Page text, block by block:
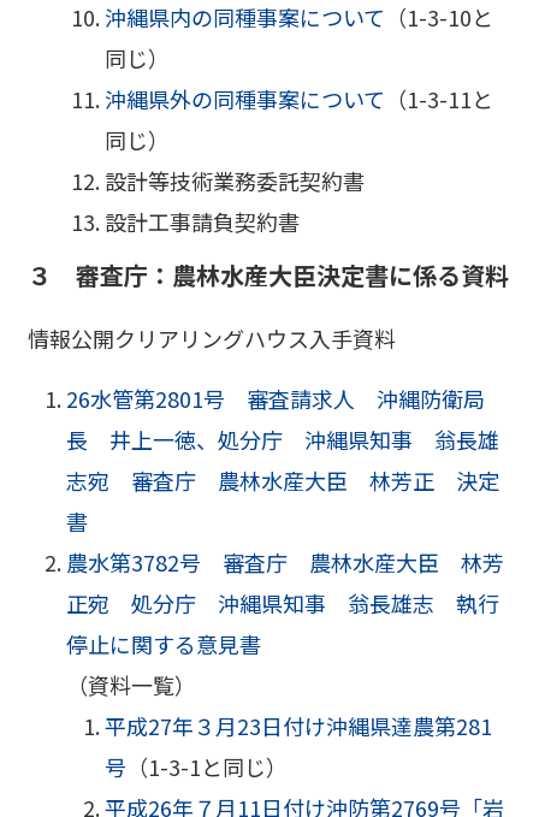
沖縄県内の同種事案について （1-3-10と
同じ）
沖縄県外の同種事案について （1-3-11と
同じ）
設計等技術業務委託契約書
設計工事請負契約書
３ 審査庁：農林水産大臣決定書に係る資料
情報公開クリアリングハウス入手資料
26水管第2801号 審査請求人 沖縄防衛局
長 井上一徳、処分庁 沖縄県知事 翁長雄
志宛 審査庁 農林水産大臣 林芳正 決定
書
農水第3782号 審査庁 農林水産大臣 林芳
正宛 処分庁 沖縄県知事 翁長雄志 執行
停止に関する意見書
（資料一覧）
平成27年３月23日付け沖縄県達農第281
号（1-3-1と同じ）
平成26年７月11日付け沖防第2769号「岩